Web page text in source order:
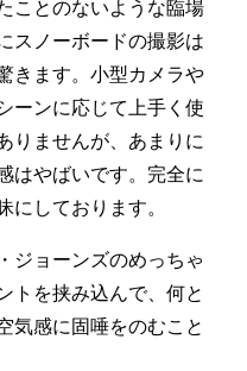
ことのないような臨場
スノーボードの撮影は
きます。小型カメラや
ーンに応じて上手く使
りませんが、あまりに
はやばいです。完全に
にしております。
ジョーンズのめっちゃ
トを挟み込んで、何と
気感に固唾をのむこと